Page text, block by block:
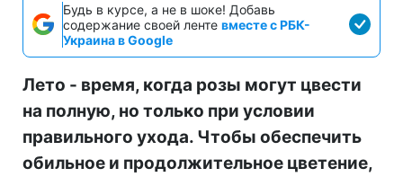
Будь в курсе, а не в шоке! Добавь
содержание своей ленте вместе с РБК-
Украина в Google
Лето - время, когда розы могут цвести
на полную, но только при условии
правильного ухода. Чтобы обеспечить
обильное и продолжительное цветение,